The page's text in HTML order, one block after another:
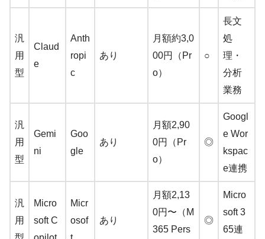
汎
用
型
Claud
e
Anth
ropi
c
あり
月額約3,0
00円（Pr
o）
○
長文
処
理・
分析
業務
汎
用
型
Gemi
ni
Goo
gle
あり
月額2,90
0円（Pr
o）
◎
Googl
e Wor
kspac
e連携
汎
用
Micro
soft C
Micr
osof
あり
月額2,13
0円〜（M
365 Pers
◎
Micro
soft 3
65連